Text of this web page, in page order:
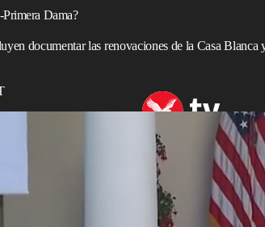
Dama?
documentar las renovaciones de la Casa Blanca
de la
, la primera damaMelania
un futuro lejos de WashingtonDC.